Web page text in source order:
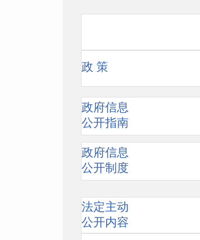
政 策
政府信息
公开指南
政府信息
公开制度
法定主动
公开内容